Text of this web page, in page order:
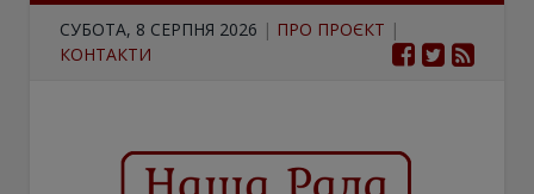
СУБОТА, 8 СЕРПНЯ 2026 | ПРО ПРОЄКТ |
КОНТАКТИ